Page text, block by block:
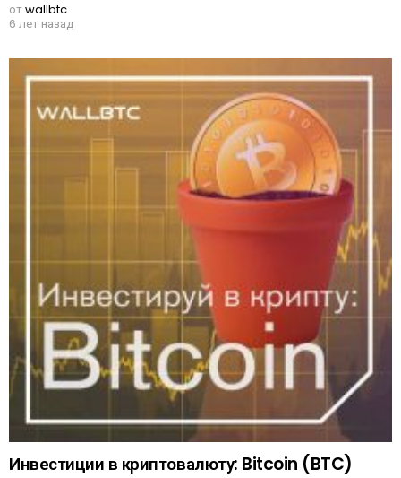
отwallbtc
6 лет назад
Инвестиции в криптовалюту: Bitcoin (BTC)